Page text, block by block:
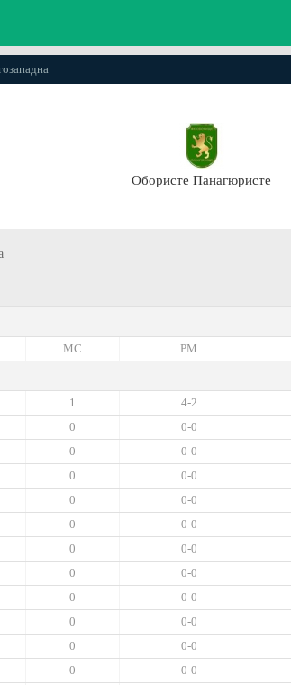
Обористе Панагюристе
РМ
МС
4-2
1
0-0
0
0-0
0
0-0
0
0-0
0
0-0
0
0-0
0
0-0
0
0-0
0
0-0
0
0-0
0
0-0
0